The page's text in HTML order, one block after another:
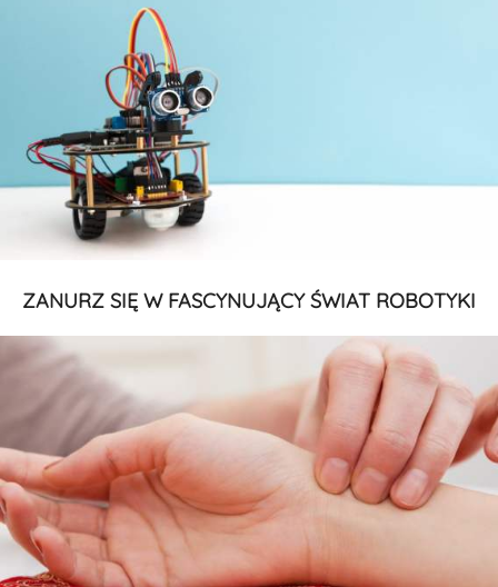
ZANURZ SIĘ W FASCYNUJĄCY ŚWIAT ROBOTYKI